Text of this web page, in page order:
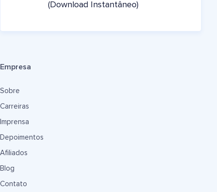
(Download Instantâneo)
Empresa
Sobre
Carreiras
Imprensa
Depoimentos
Afiliados
Blog
Contato